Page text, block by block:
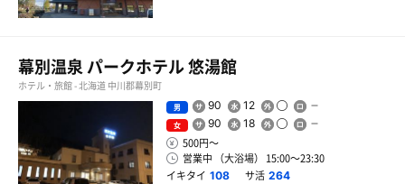
幕別温泉 パークホテル 悠湯館
ホテル・旅館 - 北海道 中川郡幕別町
男 90 12
女 90 18
500円〜
営業中 （大浴場） 15:00〜23:30
イキタイ 108 サ活 264